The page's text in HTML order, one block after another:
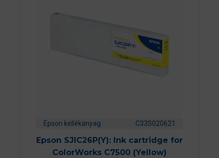
Epson kellékanyag C33S020621
Epson SJIC26P(Y): Ink cartridge for
ColorWorks C7500 (Yellow)